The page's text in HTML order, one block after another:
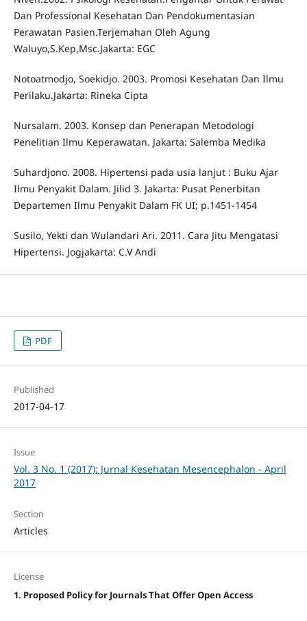
Dan Professional Kesehatan Dan Pendokumentasian
Perawatan Pasien.Terjemahan Oleh Agung
Waluyo,S.Kep,Msc.Jakarta: EGC
Notoatmodjo, Soekidjo. 2003. Promosi Kesehatan Dan Ilmu
Perilaku.Jakarta: Rineka Cipta
Nursalam. 2003. Konsep dan Penerapan Metodologi
Penelitian Ilmu Keperawatan. Jakarta: Salemba Medika
Suhardjono. 2008. Hipertensi pada usia lanjut : Buku Ajar
Ilmu Penyakit Dalam. Jilid 3. Jakarta: Pusat Penerbitan
Departemen Ilmu Penyakit Dalam FK UI; p.1451-1454
Susilo, Yekti dan Wulandari Ari. 2011. Cara Jitu Mengatasi
Hipertensi. Jogjakarta: C.V Andi
PDF
Published
2017-04-17
Issue
Vol. 3 No. 1 (2017): Jurnal Kesehatan Mesencephalon - April
2017
Section
Articles
License
1. Proposed Policy for Journals That Offer Open Access